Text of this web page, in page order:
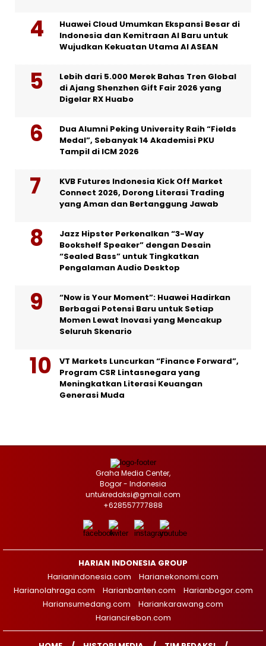
Huawei Cloud Umumkan Ekspansi Besar di
Indonesia dan Kemitraan AI Baru untuk
Wujudkan Kekuatan Utama AI ASEAN
Lebih dari 5.000 Merek Bahas Tren Global
di Ajang Shenzhen Gift Fair 2026 yang
Digelar RX Huabo
Dua Alumni Peking University Raih “Fields
Medal”, Sebanyak 14 Akademisi PKU
Tampil di ICM 2026
KVB Futures Indonesia Kick Off Market
Connect 2026, Dorong Literasi Trading
yang Aman dan Bertanggung Jawab
Jazz Hipster Perkenalkan “3-Way
Bookshelf Speaker” dengan Desain
“Sealed Bass” untuk Tingkatkan
Pengalaman Audio Desktop
“Now is Your Moment”: Huawei Hadirkan
Berbagai Potensi Baru untuk Setiap
Momen Lewat Inovasi yang Mencakup
Seluruh Skenario
VT Markets Luncurkan “Finance Forward”,
Program CSR Lintasnegara yang
Meningkatkan Literasi Keuangan
Generasi Muda
Graha Media Center,
Bogor - Indonesia
untukredaksi@gmail.com
+628557777888
HARIAN INDONESIA GROUP
Harianindonesia.com
Harianekonomi.com
Harianolahraga.com
Harianbanten.com
Harianbogor.com
Hariansumedang.com
Hariankarawang.com
Hariancirebon.com